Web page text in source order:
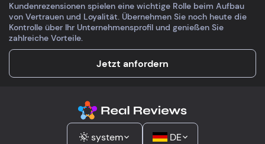
Kundenrezensionen spielen eine wichtige Rolle beim Aufbau
von Vertrauen und Loyalität. Übernehmen Sie noch heute die
Kontrolle über Ihr Unternehmensprofil und genießen Sie
zahlreiche Vorteile.
Jetzt anfordern
system DE